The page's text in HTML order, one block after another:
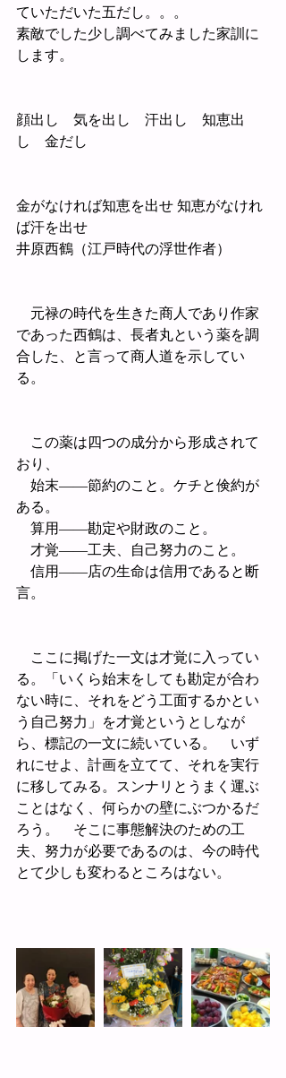
ていただいた五だし。。。
素敵でした少し調べてみました家訓に
します。
顔出し　気を出し　汗出し　知恵出
し　金だし
金がなければ知恵を出せ 知恵がなけれ
ば汗を出せ
井原西鶴（江戸時代の浮世作者）
元禄の時代を生きた商人であり作家
であった西鶴は、長者丸という薬を調
合した、と言って商人道を示してい
る。
この薬は四つの成分から形成されて
おり、
始末――節約のこと。ケチと倹約が
ある。
算用――勘定や財政のこと。
才覚――工夫、自己努力のこと。
信用――店の生命は信用であると断
言。
ここに掲げた一文は才覚に入ってい
る。「いくら始末をしても勘定が合わ
ない時に、それをどう工面するかとい
う自己努力」を才覚というとしなが
ら、標記の一文に続いている。　いず
れにせよ、計画を立てて、それを実行
に移してみる。スンナリとうまく運ぶ
ことはなく、何らかの壁にぶつかるだ
ろう。　そこに事態解決のための工
夫、努力が必要であるのは、今の時代
とて少しも変わるところはない。